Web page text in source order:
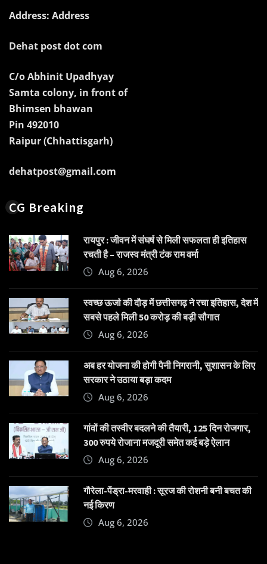
Address: Address
Dehat post dot com
C/o Abhinit Upadhyay
Samta colony, in front of
Bhimsen bhawan
Pin 492010
Raipur (Chhattisgarh)
dehatpost@gmail.com
CG Breaking
रायपुर : जीवन में संघर्ष से मिली सफलता ही इतिहास
रचती है – राजस्व मंत्री टंक राम वर्मा
Aug 6, 2026
स्वच्छ ऊर्जा की दौड़ में छत्तीसगढ़ ने रचा इतिहास, देश में
सबसे पहले मिली 50 करोड़ की बड़ी सौगात
Aug 6, 2026
अब हर योजना की होगी पैनी निगरानी, सुशासन के लिए
सरकार ने उठाया बड़ा कदम
Aug 6, 2026
गांवों की तस्वीर बदलने की तैयारी, 125 दिन रोजगार,
300 रुपये रोजाना मजदूरी समेत कई बड़े ऐलान
Aug 6, 2026
गौरेला-पेंड्रा-मरवाही : सूरज की रोशनी बनी बचत की
नई किरण
Aug 6, 2026